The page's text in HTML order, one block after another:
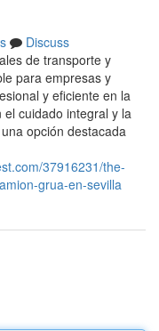
Discuss
de transporte y
para empresas y
y eficiente en la
cuidado integral y la
opción destacada
37916231/the-
grua-en-sevilla